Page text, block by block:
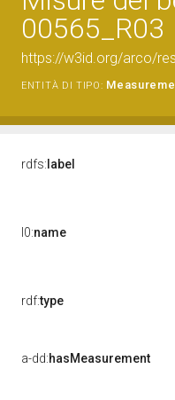
00565_R03
https://w3id.org/arco/
ENTITÀ DI TIPO:
rdfs: label
l0:name
rdf:type
a-dd:hasMeasurement